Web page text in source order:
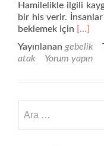
Hamilelikle ilgili
bir his verir.
beklemek için Daha
panik
[…]
Yayınlanan gebelik
atak
Yorum yapın